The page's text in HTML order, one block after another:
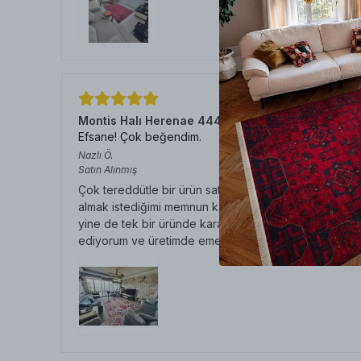
Montis Halı Herenae 444011 Krem Dokuma
Efsane! Çok beğendim.
Nazlı Ö.
Satın Alınmış
Çok tereddütle bir ürün satın alıp bu kadar
almak istediğimi memnun kalmazsam aynı gün
yine de tek bir üründe karar verdim aldım ama tek
ediyorum ve üretimde emeği geçen herkese